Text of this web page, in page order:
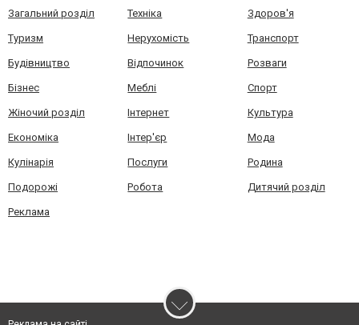
Загальний розділ Техніка Здоров'я
Туризм Нерухомість Транспорт
Будівництво Відпочинок Розваги
Бізнес Меблі Спорт
Жіночий розділ Інтернет Культура
Економіка Інтер'єр Мода
Кулінарія Послуги Родина
Подорожі Робота Дитячий розділ
Реклама